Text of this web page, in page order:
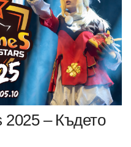
– Където